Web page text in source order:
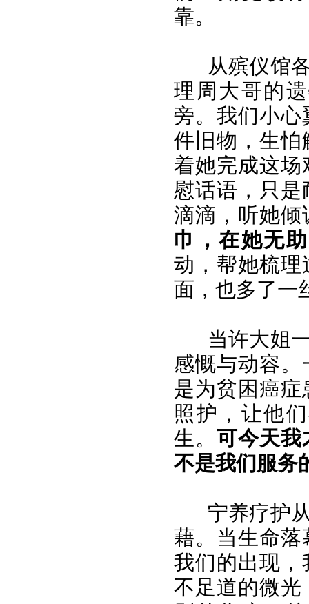
靠。
从殡仪馆
理周大哥的
旁。我们小
件旧物，生
着她完成这
慰话语，只
滴滴，听她
巾，在她无
动，帮她梳
面，也多了一
当许大姐
感慨与动容
是为贫困癌
照护，让他
生。可今天我
不是我们服务
宁养疗护
藉。当生命
我们的出现
不足道的微